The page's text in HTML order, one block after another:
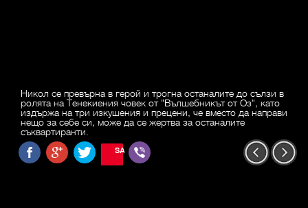
Никол се превърна в герой и трогна останалите до сълзи в
ролята на Тенекиения човек от "Вълшебникът от Оз", като
издържа на три изкушения и прецени, че вместо да направи
нещо за себе си, може да се жертва за останалите
съквартиранти.
SAVE